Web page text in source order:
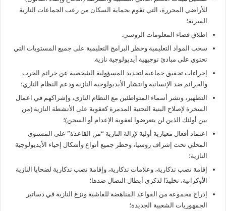
للأراضي المحررة، التي تقوم بحماية السكان من رعب الجماعات النازية
السرية؛
اطلاق فضاء المعلومات الروسي.
سحب المواد التعليمية وحظر البرامج التعليمية على جميع المستويات التي
تحتوي على مبادئ توجيهية أيديولوجية نازية.
إجراءات تحقيق جماعية لتحديد المسؤولية الشخصية عن جرائم الحرب
والجرائم ضد الإنسانية وانتشار الأيديولوجية النازية ودعم النظام النازي؛
التطهير، ونشر أسماء المتواطئين مع النظام النازي، وإشراكهم في اعمال
السخرة لإصلاح البنية التحتية المدمرة كعقوبة على الأنشطة النازية (من
بين أولئك الذين لن يتعرضوا لعقوبة الإعدام أو السجن)؛
اعتماد أفعال معيارية أولية لإزالة النازية “من القاعدة” على المستوى
المحلي تحت إشراف روسيا، وحظر جميع أنواع وأشكال إحياء الأيديولوجية
النازية؛
إقامة نصب تذكارية، وعلامات تذكارية، وإقامة نصب تذكارية لضحايا النازية
الأوكرانية، تخليدًا لذكرى أبطال النضال ضدها؛
إدراج مجموعة من القواعد المناهضة للفاشية ونزع النازية في دساتير
الجمهوريات الشعبية الجديدة؛